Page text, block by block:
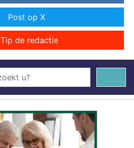
Post op X
Tip de redactie